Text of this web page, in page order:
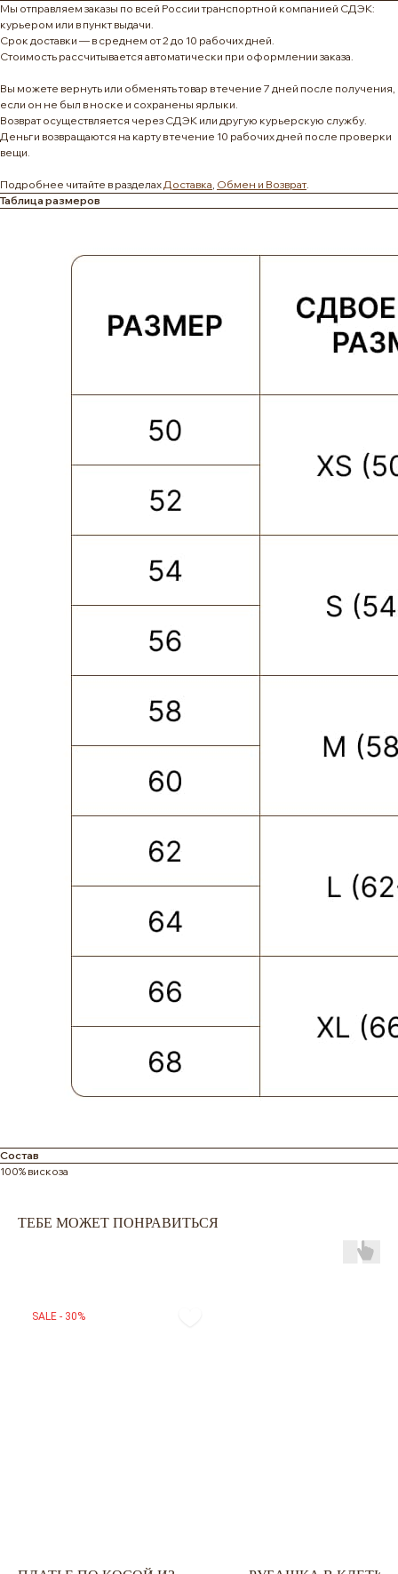
Мы отправляем заказы по всей России транспортной компанией СДЭК:
курьером или в пункт выдачи.
Срок доставки — в среднем от 2 до 10 рабочих дней.
Стоимость рассчитывается автоматически при оформлении заказа.
Вы можете вернуть или обменять товар в течение 7 дней после получения,
если он не был в носке и сохранены ярлыки.
Возврат осуществляется через СДЭК или другую курьерскую службу.
Деньги возвращаются на карту в течение 10 рабочих дней после проверки
вещи.
Подробнее читайте в разделах Доставка Обмен и Возврат.
Таблица размеров
Состав
100% вискоза
ТЕБЕ МОЖЕТ ПОНРАВИТЬСЯ
SALE - 30%
НОВИНКИ
ОБМЕН И ВОЗВРАТ